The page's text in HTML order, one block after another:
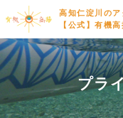
高知仁淀川の
【公式】有機高
プラ